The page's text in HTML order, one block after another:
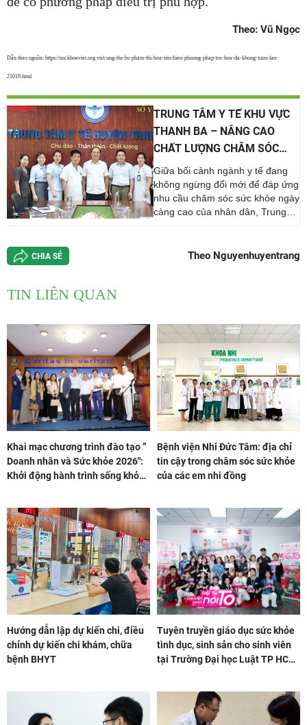
Theo: Vũ Ngọc
Dẫn theo nguồn: https://suckhoeviet.org.vn/cung-ths-bs-pham-thi-hoa-tim-hieu-phuong-phap-tre-hoa-da-khong-xam-lan-
21019.html
TRUNG TÂM Y TẾ KHU VỰC
THANH BA – NÂNG CAO
CHẤT LƯỢNG CHĂM SÓC
SỨC KHỎE VÌ NHÂN DÂN
Giữa bối cảnh ngành y tế đang
không ngừng đổi mới để đáp ứng
nhu cầu chăm sóc sức khỏe ngày
càng cao của nhân dân, Trung
vị thế là một trong những đơn vị y
CHIA SẺ Theo Nguyenhuyentrang
TIN LIÊN QUAN
Khai mạc chương trình đào tạo ”
Doanh nhân và Sức khỏe 2026″:
Khởi động hành trình sống khỏe
Bệnh viện Nhi Đức Tâm: địa chỉ
tin cậy trong chăm sóc sức khỏe
của các em nhi đồng
Hướng dẫn lập dự kiến chi, điều
chỉnh dự kiến chi khám, chữa
bệnh BHYT
Tuyên truyền giáo dục sức khỏe
tình dục, sinh sản cho sinh viên
tại Trường Đại học Luật TP HCM: